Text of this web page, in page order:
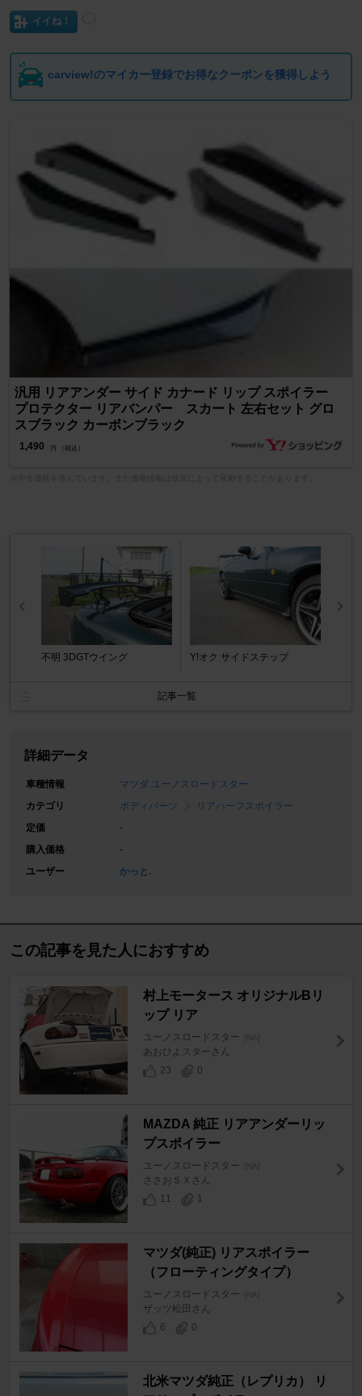
イイね！
carview!のマイカー登録でお得なクーポンを獲得しよう
汎用 リアアンダー サイド カナード リップ スポイラー
プロテクター リアバンパー スカート 左右セット グロ
スブラック カーボンブラック
1,490 円 （税込）
不明 3DGTウイング Y!オク サイドステップ
記事一覧
詳細データ
車種情報
マツダ ユーノスロードスター
カテゴリ
ボディパーツ
リアハーフスポイラー
定価
-
購入価格
-
ユーザー
かっと.
この記事を見た人におすすめ
村上モータース オリジナルBリ
ップ リア
ユーノスロードスター [NA]
あおひよスターさん
23
0
MAZDA 純正 リアアンダーリッ
プスポイラー
ユーノスロードスター [NA]
ささおＳＸさん
11
1
マツダ(純正) リアスポイラー
（フローティングタイプ）
ユーノスロードスター [NA]
ザッツ松田さん
6
0
北米マツダ純正（レプリカ） リ